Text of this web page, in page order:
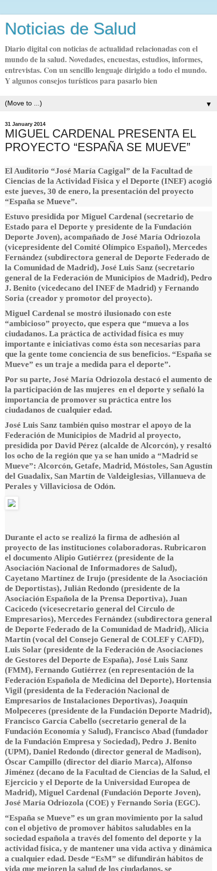
Noticias de Salud
Diario digital con noticias de actualidad relacionadas con el
mundo de la salud. Novedades, encuestas, estudios, informes,
entrevistas. Con un sencillo lenguaje dirigido a todo el mundo.
Y algunos consejos turísticos para pasarlo bien
▼
31 January 2014
MIGUEL CARDENAL PRESENTA EL
PROYECTO “ESPAÑA SE MUEVE”
El Auditorio “José María Cagigal” de la Facultad de
Ciencias de la Actividad Física y el Deporte (INEF) acogió
este jueves, 30 de enero, la presentación del proyecto
“España se Mueve”.
Estuvo presidida por Miguel Cardenal (secretario de
Estado para el Deporte y presidente de la Fundación
Deporte Joven), acompañado de José María Odriozola
(vicepresidente del Comité Olímpico Español), Mercedes
Fernández (subdirectora general de Deporte Federado de
la Comunidad de Madrid), José Luis Sanz (secretario
general de la Federación de Municipios de Madrid), Pedro
J. Benito (vicedecano del INEF de Madrid) y Fernando
Soria (creador y promotor del proyecto).
Miguel Cardenal se mostró ilusionado con este
“ambicioso” proyecto, que espera que “mueva a los
ciudadanos. La práctica de actividad física es muy
importante e iniciativas como ésta son necesarias para
que la gente tome conciencia de sus beneficios. “España se
Mueve” es un traje a medida para el deporte”.
Por su parte, José María Odriozola destacó el aumento de
la participación de las mujeres en el deporte y señaló la
importancia de promover su práctica entre los
ciudadanos de cualquier edad.
José Luis Sanz también quiso mostrar el apoyo de la
Federación de Municipios de Madrid al proyecto,
presidida por David Pérez (alcalde de Alcorcón), y resaltó
los ocho de la región que ya se han unido a “Madrid se
Mueve”: Alcorcón, Getafe, Madrid, Móstoles, San Agustín
del Guadalix, San Martín de Valdeiglesias, Villanueva de
Perales y Villaviciosa de Odón.
Durante el acto se realizó la firma de adhesión al
proyecto de las instituciones colaboradoras. Rubricaron
el documento Alipio Gutiérrez (presidente de la
Asociación Nacional de Informadores de Salud),
Cayetano Martínez de Irujo (presidente de la Asociación
de Deportistas), Julián Redondo (presidente de la
Asociación Española de la Prensa Deportiva), Juan
Cacicedo (vicesecretario general del Círculo de
Empresarios), Mercedes Fernández (subdirectora general
de Deporte Federado de la Comunidad de Madrid), Alicia
Martín (vocal del Consejo General de COLEF y CAFD),
Luis Solar (presidente de la Federación de Asociaciones
de Gestores del Deporte de España), José Luis Sanz
(FMM), Fernando Gutiérrez (en representación de la
Federación Española de Medicina del Deporte), Hortensia
Vigil (presidenta de la Federación Nacional de
Empresarios de Instalaciones Deportivas), Joaquín
Molpeceres (presidente de la Fundación Deporte Madrid),
Francisco García Cabello (secretario general de la
Fundación Economía y Salud), Francisco Abad (fundador
de la Fundación Empresa y Sociedad), Pedro J. Benito
(UPM), Daniel Redondo (director general de Madison),
Óscar Campillo (director del diario Marca), Alfonso
Jiménez (decano de la Facultad de Ciencias de la Salud, el
Ejercicio y el Deporte de la Universidad Europea de
Madrid), Miguel Cardenal (Fundación Deporte Joven),
José María Odriozola (COE) y Fernando Soria (EGC).
“España se Mueve” es un gran movimiento por la salud
con el objetivo de promover hábitos saludables en la
sociedad española a través del fomento del deporte y la
actividad física, y de mantener una vida activa y dinámica
a cualquier edad. Desde “EsM” se difundirán hábitos de
vida que mejoren la salud de los ciudadanos, se